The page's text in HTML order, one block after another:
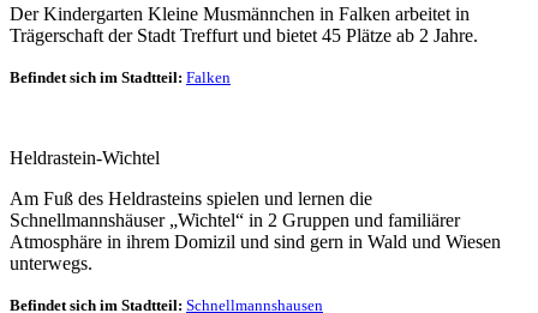
Der Kindergarten Kleine Musmännchen in Falken arbeitet in
Trägerschaft der Stadt Treffurt und bietet 45 Plätze ab 2 Jahre.
Befindet sich im Stadtteil: Falken
Heldrastein-Wichtel
Am Fuß des Heldrasteins spielen und lernen die
Schnellmannshäuser „Wichtel“ in 2 Gruppen und familiärer
Atmosphäre in ihrem Domizil und sind gern in Wald und Wiesen
unterwegs.
Befindet sich im Stadtteil: Schnellmannshausen